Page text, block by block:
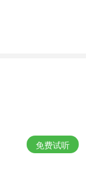
免费试听